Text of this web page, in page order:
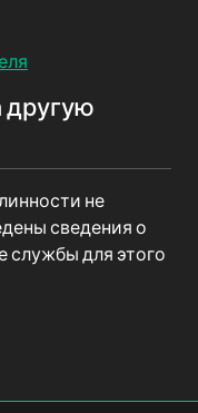
другую
не
сведения о
службы для этого